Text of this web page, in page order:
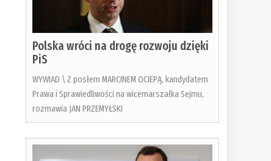
Polska wróci na drogę rozwoju dzięki
PiS
WYWIAD \ Z posłem MARCINEM OCIEPĄ, kandydatem
Prawa i Sprawiedliwości na wicemarszałka Sejmu,
rozmawia JAN PRZEMYŁSKI